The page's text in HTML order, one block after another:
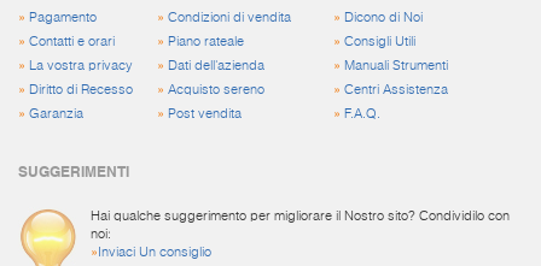
» Pagamento
» Contatti e orari
» La vostra privacy
» Diritto di Recesso
» Garanzia
» Condizioni di vendita
» Piano rateale
» Dati dell'azienda
» Acquisto sereno
» Post vendita
» Dicono di Noi
»Consigli Utili
» Manuali Strumenti
»Centri Assistenza
» F.A.Q.
SUGGERIMENTI
Hai qualche suggerimento per migliorare il Nostro sito? Condividilo con
noi:
» Inviaci Un consiglio